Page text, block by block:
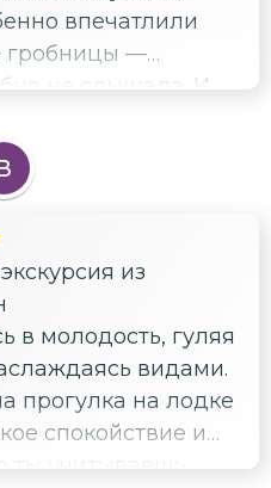
впечатлили
гробницы —
не слышала. И
всем, кто
и отдохнуть
из
в молодость, гуляя
видами.
прогулка на лодке
спокойствие и
ты учитываешь